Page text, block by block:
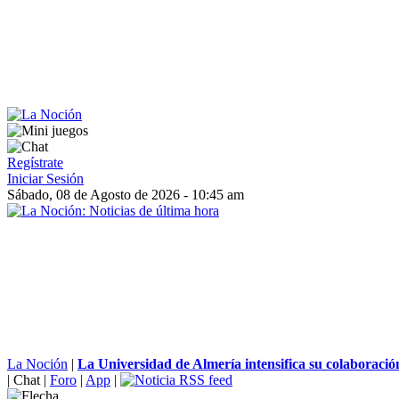
Regístrate
Iniciar Sesión
Sábado, 08 de Agosto de 2026 - 10:45 am
La Noción | La Universidad de Almería intensifica su
| Chat | Foro | App |